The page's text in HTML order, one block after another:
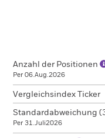
Anzahl der Positionen
Per 06.Aug.2026
Vergleichsindex Ticker
Standardabweichung
Per 31.Juli2026